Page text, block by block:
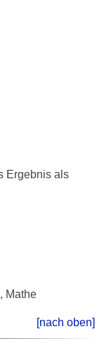
Ergebnis als
Mathe
[nach oben]